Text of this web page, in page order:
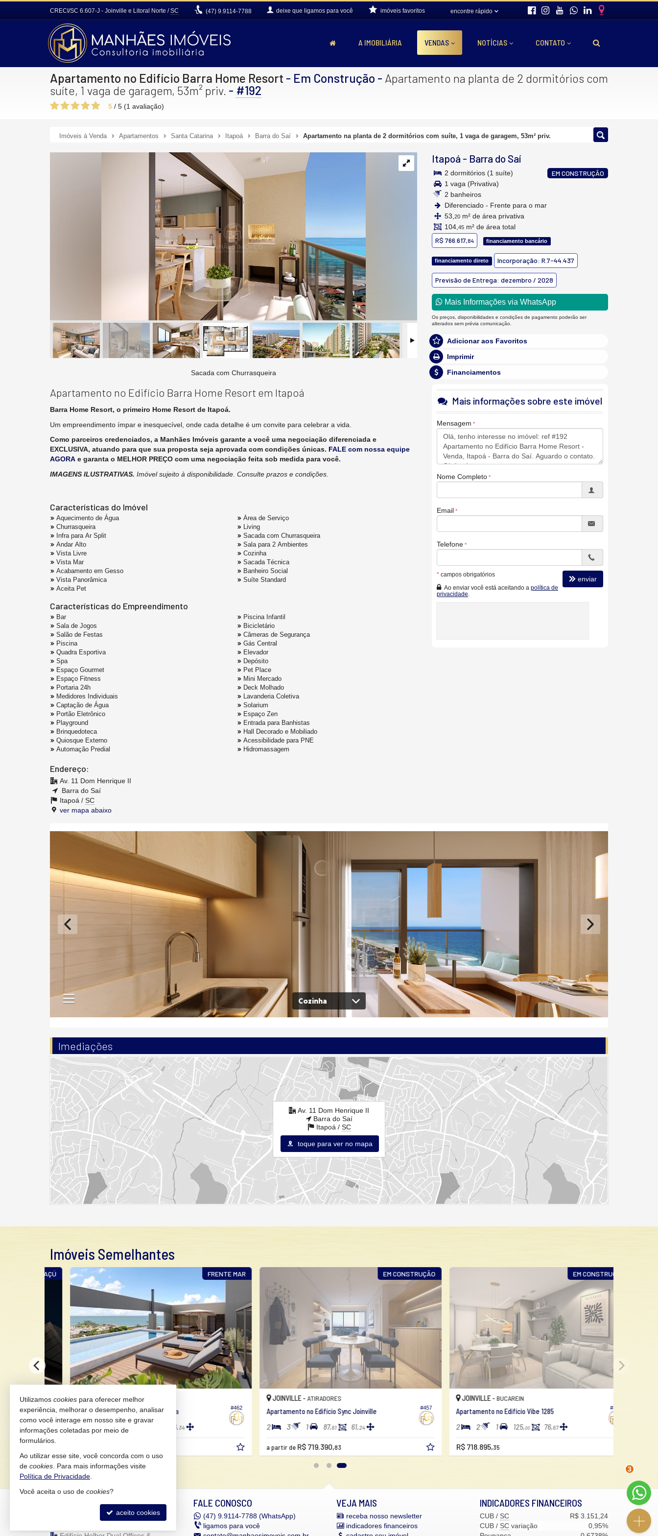
CRECI/SC 6.607-J - Joinville e Litoral Norte /SC (47) 9.9114-7788 deixe que ligamos para você encontre rápido
imóveis favoritos
A IMOBILIÁRIA VENDAS NOTÍCIAS CONTATO
Apartamento no Edifício Barra Home Resort - Em Construção - Apartamento na planta de 2 dormitórios com
suíte, 1 vaga de garagem, 53m² priv. - #192
5 / 5 (1 avaliação)
Imóveis à Venda Apartamentos Santa Catarina Itapoá Barra do Saí Apartamento na planta de 2 dormitórios com suíte, 1 vaga de garagem, 53m² priv.
Sacada com Churrasqueira
Itapoá - Barra do Saí
EM CONSTRUÇÃO
2 dormitórios (1 suíte)
1 vaga (Privativa)
2 banheiros
Diferenciado - Frente para o mar
53, 20 m² de área privativa
104, 45 m² de área total
R$ 766.617,84 financiamento bancário
financiamento direto Incorporação: R.7-44.437
Previsão de Entrega: dezembro / 2028
Mais Informações via WhatsApp
Os preços, disponibilidades e condições de pagamento poderão ser
alterados sem prévia comunicação.
Adicionar aos Favoritos
Imprimir
Financiamentos
Apartamento no Edifício Barra Home Resort em Itapoá
Barra Home Resort, o primeiro Home Resort de Itapoá.
Um empreendimento ímpar e inesquecível, onde cada detalhe é um convite para celebrar a vida.
Como parceiros credenciados, a Manhães Imóveis garante a você uma negociação diferenciada e
EXCLUSIVA, atuando para que sua proposta seja aprovada com condições únicas. FALE com nossa equipe
AGORA e garanta o MELHOR PREÇO com uma negociação feita sob medida para você.
IMAGENS ILUSTRATIVAS. Imóvel sujeito à disponibilidade. Consulte prazos e condições.
Características do Imóvel
Aquecimento de Água
Churrasqueira
Infra para Ar Split
Andar Alto
Vista Livre
Vista Mar
Acabamento em Gesso
Vista Panorâmica
Aceita Pet
Área de Serviço
Living
Sacada com Churrasqueira
Sala para 2 Ambientes
Cozinha
Sacada Técnica
Banheiro Social
Suíte Standard
Características do Empreendimento
Bar
Sala de Jogos
Salão de Festas
Piscina
Quadra Esportiva
Spa
Espaço Gourmet
Espaço Fitness
Portaria 24h
Medidores Individuais
Captação de Água
Portão Eletrônico
Playground
Brinquedoteca
Quiosque Externo
Automação Predial
Piscina Infantil
Bicicletário
Câmeras de Segurança
Gás Central
Elevador
Depósito
Pet Place
Mini Mercado
Deck Molhado
Lavanderia Coletiva
Solarium
Espaço Zen
Entrada para Banhistas
Hall Decorado e Mobiliado
Acessibilidade para PNE
Hidromassagem
Endereço:
Av. 11 Dom Henrique II
Barra do Saí
Itapoá / SC
ver mapa abaixo
Mais informações sobre este imóvel
Mensagem
Nome Completo
Email
Telefone
* campos obrigatórios
Ao enviar você está aceitando a política de
privacidade
enviar
Imediações
Av. 11 Dom Henrique II
Barra do Saí
Itapoá / SC
toque para ver no mapa
Imóveis Semelhantes
#300
FRENTE MAR
ITAPOÁ -ITAPEMA DO NORTE
Apartamento no Edifício Pedrabella
3 130,
EM CONSTRUÇÃO
JOINVILLE -ATIRADORES
Apartamento no Edifício Sync Joinville
3 87,61 61, 24
a partir deR$ 719.390,83
EM CONSTRUÇÃO
JOINVILLE -BUCAREIN
Apartamento no Edifício Vibe 1285
2 1 125,00 76, 67
R$ 718.895,35
MANHÃES IMÓVEIS
Rua Expedicionário Holz, nº 550 -
FALE CONOSCO
(47) 9.9114-7788 (WhatsApp)
ligamos para você
VEJA MAIS
receba nosso newsletter
indicadores financeiros
INDICADORES FINANCEIROS
CUB / SC
R$ 3.151,24
CUB / SCvariação
0,95%
3
Utilizamos cookies para oferecer melhor
experiência, melhorar o desempenho, analisar
como você interage em nosso site e gravar
informações coletadas por meio de
formulários.
Ao utilizar esse site, você concorda com o uso
de cookies . Para mais informações visite
Política de Privacidade
Você aceita o uso de cookies?
aceito cookies